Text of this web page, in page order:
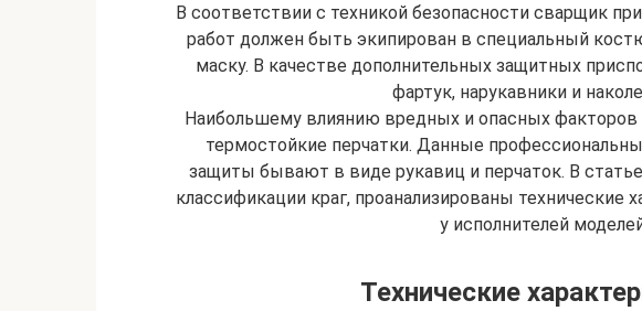
В соответствии с техникой безопасности сварщик
работ должен быть экипирован в специальный
маску. В качестве дополнительных защитных
фартук, нарукавники и
Наибольшему влиянию вредных и опасных факторов
термостойкие перчатки. Данные
защиты бывают в виде рукавиц и перчаток. В
классификации краг, проанализированы технические
у исполнителей
Технические